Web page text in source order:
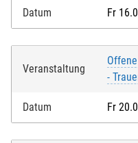
Datum Fr
Veranstaltung
-
Datum Fr